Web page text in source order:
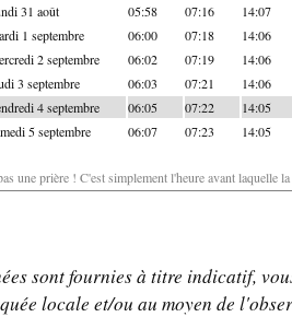
31 août 05:58 07:16 14:07
1 septembre 06:00 07:18 14:06
2 septembre 06:02 07:19 14:06
3 septembre 06:03 07:21 14:06
4 septembre 06:05 07:22 14:05
5 septembre 06:07 07:23 14:05
une prière ! C'est simplement l'heure avant laquelle
sont fournies à titre indicatif,
locale et/ou au moyen de